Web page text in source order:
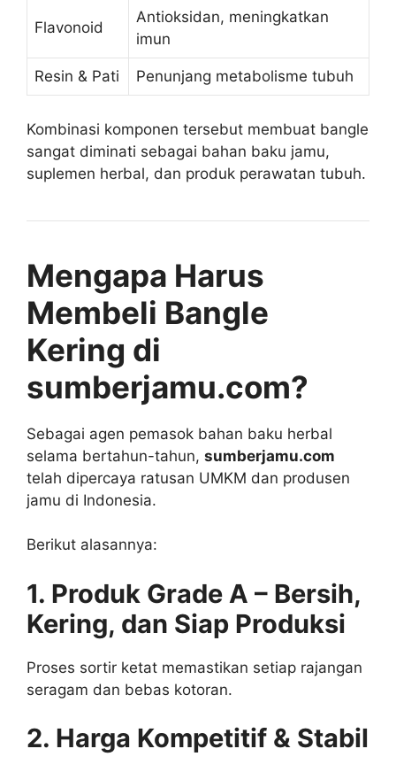
Flavonoid
Antioksidan, meningkatkan
imun
Resin & Pati Penunjang metabolisme tubuh
Kombinasi komponen tersebut membuat bangle
sangat diminati sebagai bahan baku jamu,
suplemen herbal, dan produk perawatan tubuh.
Mengapa Harus
Membeli Bangle
Kering di
sumberjamu.com?
Sebagai agen pemasok bahan baku herbal
selama bertahun-tahun, sumberjamu.com
telah dipercaya ratusan UMKM dan produsen
jamu di Indonesia.
Berikut alasannya:
1. Produk Grade A – Bersih,
Kering, dan Siap Produksi
Proses sortir ketat memastikan setiap rajangan
seragam dan bebas kotoran.
2. Harga Kompetitif & Stabil